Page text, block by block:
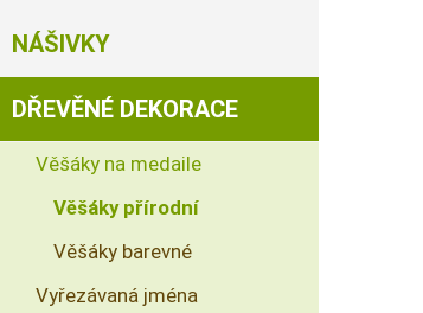
NÁŠIVKY
DŘEVĚNÉ DEKORACE
Věšáky na medaile
Věšáky přírodní
Věšáky barevné
Vyřezávaná jména